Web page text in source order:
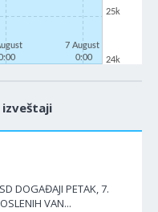
7 August
0:00
24k
25k
izveštaji
DOGAĐAJI PETAK, 7.
VAN...